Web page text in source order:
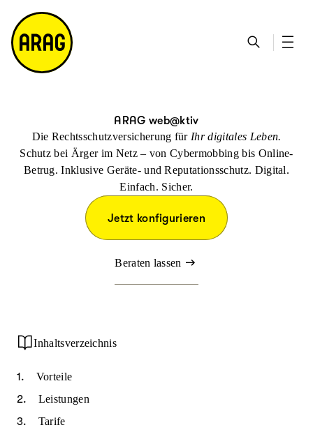
h
e
ta
k
ts
ei
te
e
m
a
p
ARAG web@ktiv
Die Rechtsschutzversicherung für Ihr digitales Leben.
Schutz bei Ärger im Netz – von Cybermobbing bis Online-
Betrug. Inklusive Geräte- und Reputationsschutz. Digital.
Einfach. Sicher.
Jetzt konfigurieren
Beraten lassen
Inhaltsverzeichnis
Vorteile
Leistungen
Tarife